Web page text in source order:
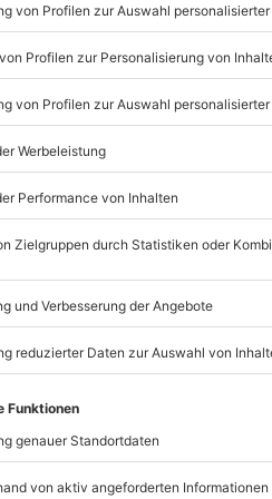
nur mit Einverständniserklärung
Beeinträchtigungen
das Erlebnis verschoben (die
Listenansicht
© OpenStreetMaps
mydaysGmbH
81671 München
außer an bundesweiten